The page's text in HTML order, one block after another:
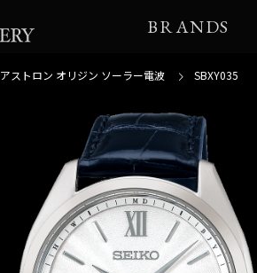
BRANDS
アストロン オリジン ソーラー電波 SBXY035